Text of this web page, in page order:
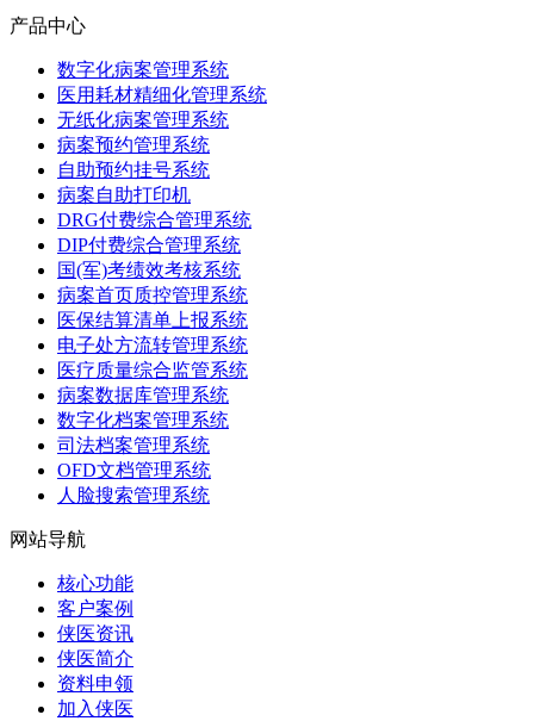
产品中心
数字化病案管理系统
医用耗材精细化管理系统
无纸化病案管理系统
病案预约管理系统
自助预约挂号系统
病案自助打印机
DRG付费综合管理系统
DIP付费综合管理系统
国(军)考绩效考核系统
病案首页质控管理系统
医保结算清单上报系统
电子处方流转管理系统
医疗质量综合监管系统
病案数据库管理系统
数字化档案管理系统
司法档案管理系统
OFD文档管理系统
人脸搜索管理系统
网站导航
核心功能
客户案例
侠医资讯
侠医简介
资料申领
加入侠医